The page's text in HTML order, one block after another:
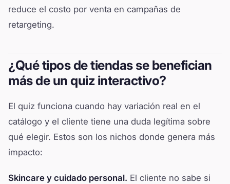
reduce el costo por venta en campañas de
retargeting.
¿Qué tipos de tiendas se benefician
más de un quiz interactivo?
El quiz funciona cuando hay variación real en el
catálogo y el cliente tiene una duda legítima sobre
qué elegir. Estos son los nichos donde genera más
impacto:
Skincare y cuidado personal. El cliente no sabe si